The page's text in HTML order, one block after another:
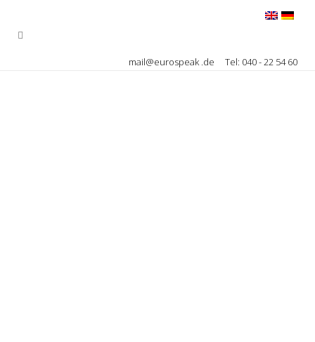
mail@eurospeak .de Tel: 040 - 22 54 60